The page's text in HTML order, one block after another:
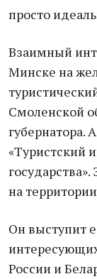
просто
Взаимный
Минске на
Смоленской
губернатора.
«Туристский
на
Он выступит
России и